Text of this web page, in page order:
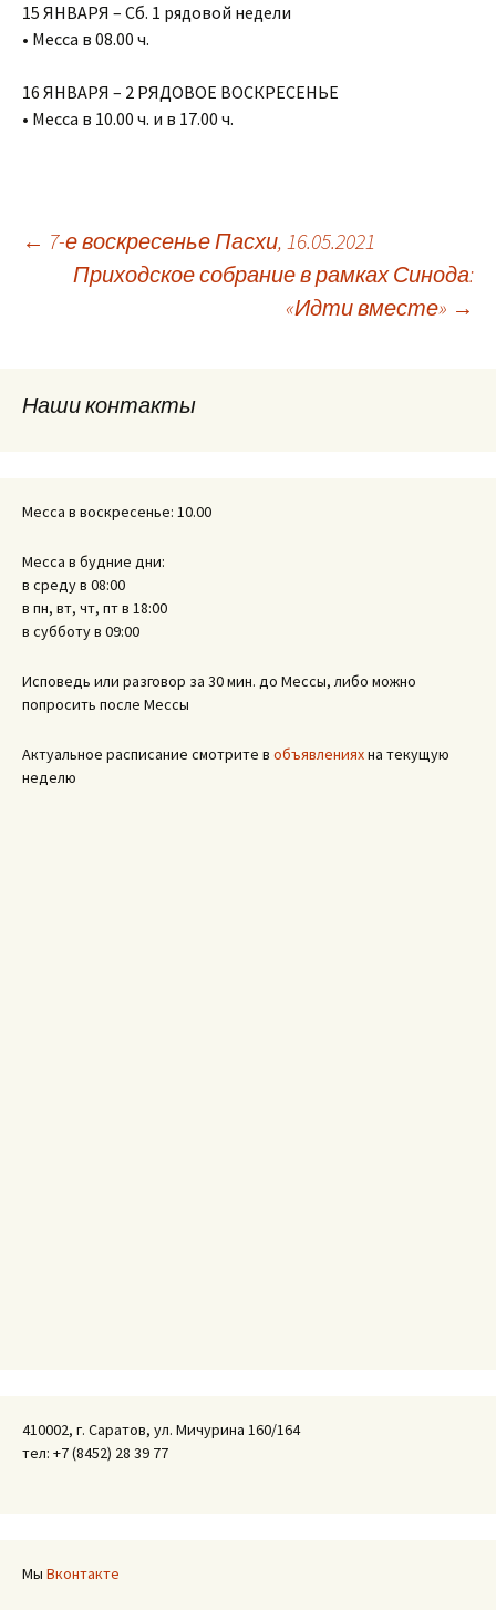
15 ЯНВАРЯ – Сб. 1 рядовой недели
• Месса в 08.00 ч.
16 ЯНВАРЯ – 2 РЯДОВОЕ ВОСКРЕСЕНЬЕ
• Месса в 10.00 ч. и в 17.00 ч.
Навигация
записям
← 7-е воскресенье Пасхи, 16.05.2021
Приходское собрание в рамках Синода:
«Идти вместе» →
Наши контакты
Месса в воскресенье: 10.00
Месса в будние дни:
в среду в 08:00
в пн, вт, чт, пт в 18:00
в субботу в 09:00
Исповедь или разговор за 30 мин. до Мессы, либо можно
попросить после Мессы
Актуальное расписание смотрите в объявленияхна текущую
неделю
410002, г. Саратов, ул. Мичурина 160/164
тел: +7 (8452) 28 39 77
Мы Вконтакте